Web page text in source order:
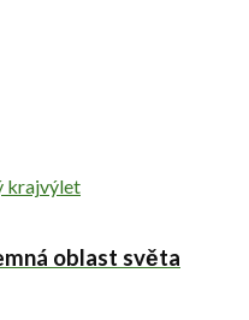
krajvýlet
oblast světa